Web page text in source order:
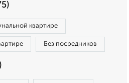
квартире
Без посредников